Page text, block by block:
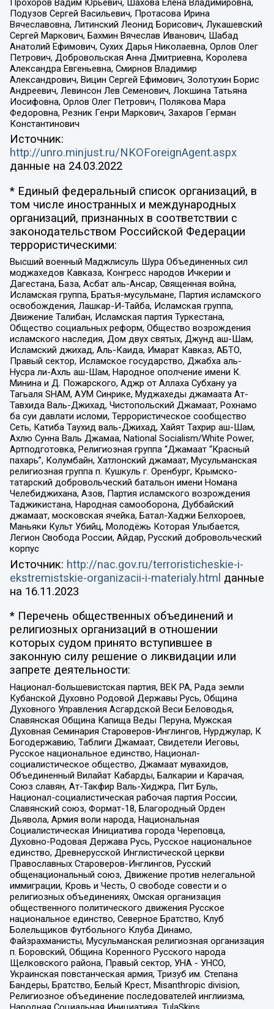
Прохоров Вадим Юрьевич, Шахова Елена Владимировна,
Подузов Сергей Васильевич, Протасова Ирина
Вячеславовна, Литинский Леонид Борисович, Лукашевский
Сергей Маркович, Бахмин Вячеслав Иванович, Шабад
Анатолий Ефимович, Сухих Дарья Николаевна, Орлов Олег
Петрович, Добровольская Анна Дмитриевна, Королева
Александра Евгеньевна, Смирнов Владимир
Александрович, Вицин Сергей Ефимович, Золотухин Борис
Андреевич, Левинсон Лев Семенович, Локшина Татьяна
Иосифовна, Орлов Олег Петрович, Полякова Мара
Федоровна, Резник Генри Маркович, Захаров Герман
Константинович
Источник:
http://unro.minjust.ru/NKOForeignAgent.aspx
данные на 24.03.2022
* Единый федеральный список организаций, в
том числе иностранных и международных
организаций, признанных в соответствии с
законодательством Российской Федерации
террористическими:
Высший военный Маджлисуль Шура Объединенных сил
моджахедов Кавказа, Конгресс народов Ичкерии и
Дагестана, База, Асбат аль-Ансар, Священная война,
Исламская группа, Братья-мусульмане, Партия исламского
освобождения, Лашкар-И-Тайба, Исламская группа,
Движение Талибан, Исламская партия Туркестана,
Общество социальных реформ, Общество возрождения
исламского наследия, Дом двух святых, Джунд аш-Шам,
Исламский джихад, Аль-Каида, Имарат Кавказ, АБТО,
Правый сектор, Исламское государство, Джабха аль-
Нусра ли-Ахль аш-Шам, Народное ополчение имени К.
Минина и Д. Пожарского, Аджр от Аллаха Субхану уа
Тагьаля SHAM, АУМ Синрике, Муджахеды джамаата Ат-
Тавхида Валь-Джихад, Чистопольский Джамаат, Рохнамо
ба суи давлати исломи, Террористическое сообщество
Сеть, Катиба Таухид валь-Джихад, Хайят Тахрир аш-Шам,
Ахлю Сунна Валь Джамаа, National Socialism/White Power,
Артподготовка, Религиозная группа “Джамаат “Красный
пахарь”, Колумбайн, Хатлонский джамаат, Мусульманская
религиозная группа п. Кушкуль г. Оренбург, Крымско-
татарский добровольческий батальон имени Номана
Челебиджихана, Азов, Партия исламского возрождения
Таджикистана, Народная самооборона, Дуббайский
джамаат, московская ячейка, Батал-Хаджи Белхороев,
Маньяки Культ Убийц, Молодёжь Которая Улыбается,
Легион Свобода России, Айдар, Русский добровольческий
корпус
Источник: http://nac.gov.ru/terroristicheskie-i-
ekstremistskie-organizacii-i-materialy.html данные
на 16.11.2023
* Перечень общественных объединений и
религиозных организаций в отношении
которых судом принято вступившее в
законную силу решение о ликвидации или
запрете деятельности:
Национал-большевистская партия, ВЕК РА, Рада земли
Кубанской Духовно Родовой Державы Русь, Община
Духовного Управления Асгардской Веси Беловодья,
Славянская Община Капища Веды Перуна, Мужская
Духовная Семинария Староверов-Инглингов, Нурджулар, К
Богодержавию, Таблиги Джамаат, Свидетели Иеговы,
Русское национальное единство, Национал-
социалистическое общество, Джамаат мувахидов,
Объединенный Вилайат Кабарды, Балкарии и Карачая,
Союз славян, Ат-Такфир Валь-Хиджра, Пит Буль,
Национал-социалистическая рабочая партия России,
Славянский союз, Формат-18, Благородный Орден
Дьявола, Армия воли народа, Национальная
Социалистическая Инициатива города Череповца,
Духовно-Родовая Держава Русь, Русское национальное
единство, Древнерусской Инглистической церкви
Православных Староверов-Инглингов, Русский
общенациональный союз, Движение против нелегальной
иммиграции, Кровь и Честь, О свободе совести и о
религиозных объединениях, Омская организация
общественного политического движения Русское
национальное единство, Северное Братство, Клуб
Болельщиков Футбольного Клуба Динамо,
Файзрахманисты, Мусульманская религиозная организация
п. Боровский, Община Коренного Русского народа
Щелковского района, Правый сектор, УНА - УНСО,
Украинская повстанческая армия, Тризуб им. Степана
Бандеры, Братство, Белый Крест, Misanthropic division,
Религиозное объединение последователей инглиизма,